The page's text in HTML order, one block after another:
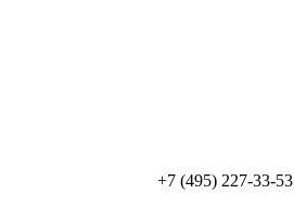
+7 (495) 227-33-53